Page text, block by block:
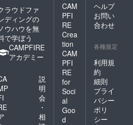
ラウドファ
ディングの
ノウハウを無
で学ぼう
CAMPFIRE
アカデミー
説
明
会
・
相
CAM
PFI
RE
Crea
tion
CAM
PFI
RE
for
Soci
al
Goo
d
ヘルプ
お問い
合わせ
各種規定
利用規
約
細則
プライ
バシー
ポリ
シー